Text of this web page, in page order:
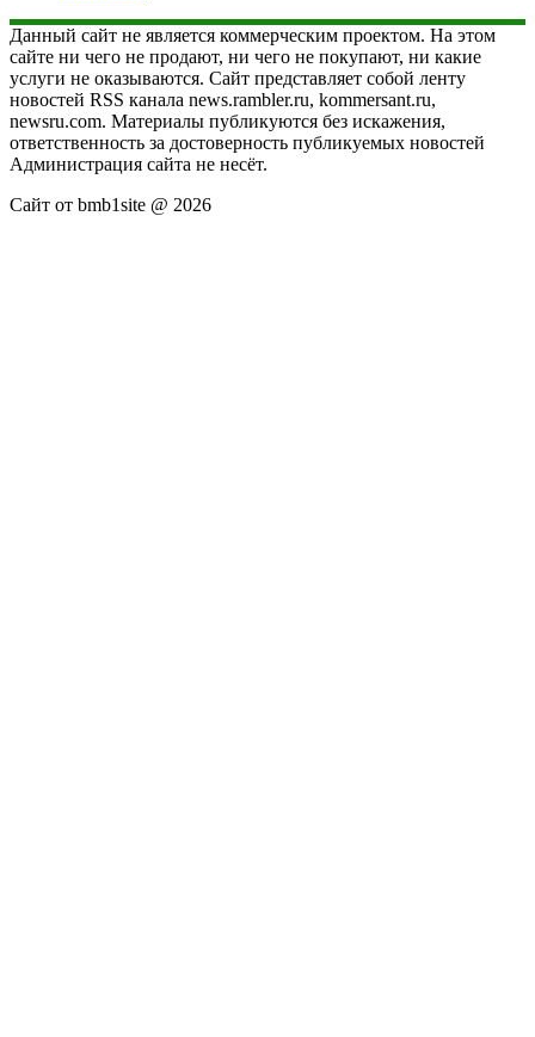
Данный сайт не является коммерческим проектом. На этом
сайте ни чего не продают, ни чего не покупают, ни какие
услуги не оказываются. Сайт представляет собой ленту
новостей RSS канала news.rambler.ru, kommersant.ru,
newsru.com. Материалы публикуются без искажения,
ответственность за достоверность публикуемых новостей
Администрация сайта не несёт.
Сайт от bmb1site @ 2026